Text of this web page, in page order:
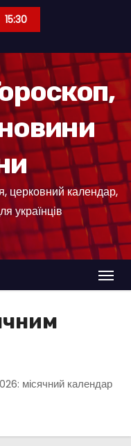
15:30
церковний календар,
українців
місячний календар